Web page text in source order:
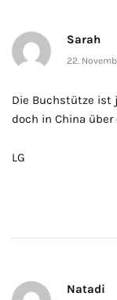
Sarah
22.
Die Buchstütze ist
doch in China über
LG
Natadi